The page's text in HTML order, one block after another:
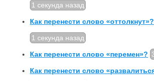
1 секунда назад
Как перенести слово «оттолкнут»?
1 секунда назад
Как перенести слово «перемен»?
Как перенести слово